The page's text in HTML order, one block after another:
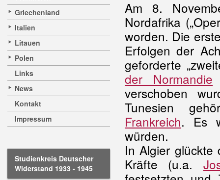
Griechenland
Italien
Litauen
Polen
Links
News
Kontakt
Impressum
Studienkreis Deutscher
Widerstand 1933 - 1945
Am 8.
Nordafrika
worden. Die
Erfolgen der
geforderte
der Normandie
verschoben
Tunesien
Frankreich. Es
würden.
In Algier
Kräfte (u.a.